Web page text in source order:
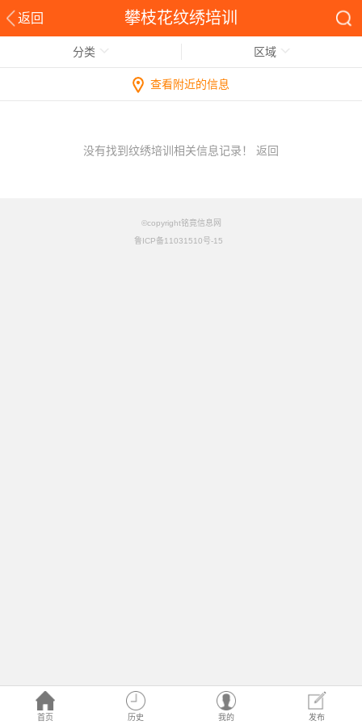
返回 攀枝花纹绣培训
首页 历史 我的 发布
分类 区域
查看附近的信息
没有找到纹绣培训相关信息记录！ 返回
©copyright铭竟信息网
鲁ICP备11031510号-15